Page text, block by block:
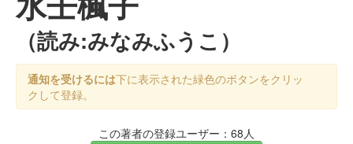
（読み:みなみふうこ）
通知を受けるには下に表示された緑色のボタンをクリッ
クして登録。
この著者の登録ユーザー：68人